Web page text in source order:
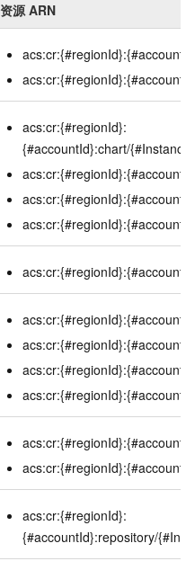
资源 ARN
acs:cr:{#regionId}:
{#accountId}:chart/
acs:cr:{#regionId}:
{#accountId}:repository/